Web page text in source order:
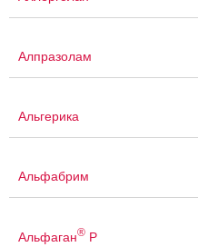
Алпразолам
Альгерика
Альфабрим
Альфаган® Р